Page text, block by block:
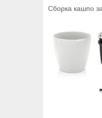
Сборка кашпо